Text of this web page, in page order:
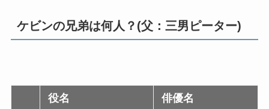
ケビンの兄弟は何人？(父：三男ピーター)
役名 俳優名